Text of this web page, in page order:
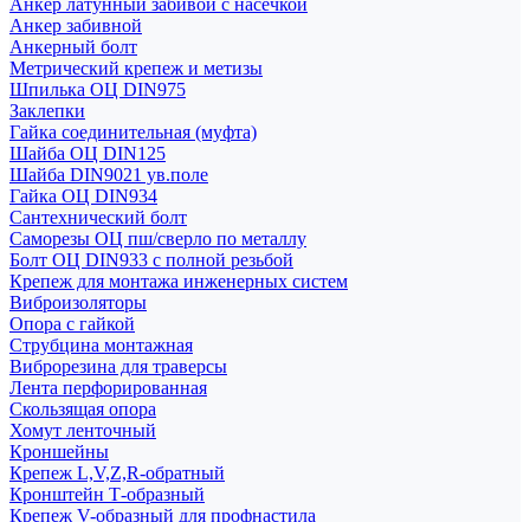
Анкер латунный забивой с насечкой
Анкер забивной
Анкерный болт
Метрический крепеж и метизы
Шпилька ОЦ DIN975
Заклепки
Гайка соединительная (муфта)
Шайба ОЦ DIN125
Шайба DIN9021 ув.поле
Гайка ОЦ DIN934
Сантехнический болт
Саморезы ОЦ пш/сверло по металлу
Болт ОЦ DIN933 с полной резьбой
Крепеж для монтажа инженерных систем
Виброизоляторы
Опора с гайкой
Струбцина монтажная
Виброрезина для траверсы
Лента перфорированная
Скользящая опора
Хомут ленточный
Кроншейны
Крепеж L,V,Z,R-обратный
Кронштейн Т-образный
Крепеж V-образный для профнастила